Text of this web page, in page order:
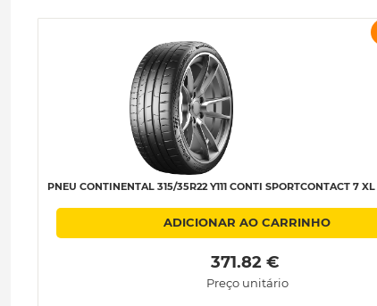
PNEU CONTINENTAL 315/35R22 Y111 CONTI SPORTCONTACT 7
ADICIONAR AO CARRINHO
371.82 €
Preço unitário